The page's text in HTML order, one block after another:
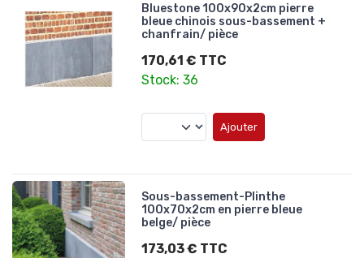
Bluestone 100x90x2cm pierre
bleue chinois sous-bassement +
chanfrain/ pièce
170,61 € TTC
Stock: 36
Ajouter
Sous-bassement-Plinthe
100x70x2cm en pierre bleue
belge/ pièce
173,03 € TTC